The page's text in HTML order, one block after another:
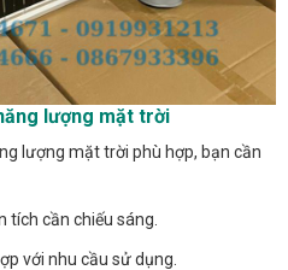
lượng mặt trời
lượng mặt trời phù hợp, bạn cần
tích cần chiếu sáng.
với nhu cầu sử dụng.